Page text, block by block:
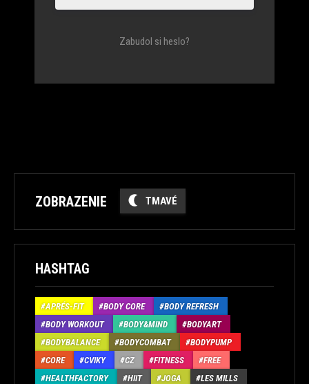
Zabudol si heslo?
ZOBRAZENIE TMAVÉ
HASHTAG
APRÉS-FIT BODY CORE
BODY REFRESH
BODY WORKOUT
BODY&MIND
BODYART
BODYBALANCE
BODYCOMBAT
BODYPUMP
CORE
CVIKY CZ FITNESS
FREE
HEALTHFACTORY
HIIT JOGA
LES MILLS